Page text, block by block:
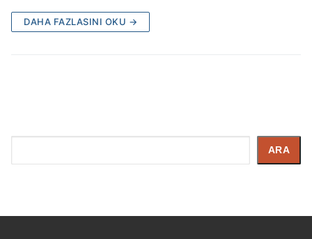
DAHA FAZLASINI OKU →
Arayın
ARA